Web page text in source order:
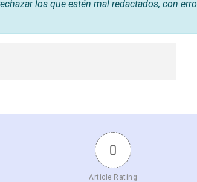
los que estén mal redactados, con
0
Article Rating